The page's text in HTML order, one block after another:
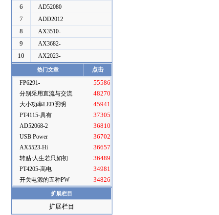
6
AD52080
7
ADD2012
8
AX3510-
9
AX3682-
10
AX2023-
热门文章
点击
FP6291-
55586
分别采用直流与交流
48270
大小功率LED照明
45941
PT4115-具有
37305
AD52068-2
36810
USB Power
36702
AX5523-Hi
36657
转贴:人生若只如初
36489
PT4205-高电
34981
开关电源的五种PW
34826
扩展栏目
扩展栏目